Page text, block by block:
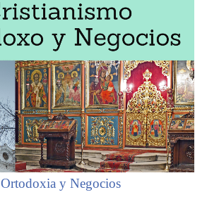
Ortodoxia y Negocios